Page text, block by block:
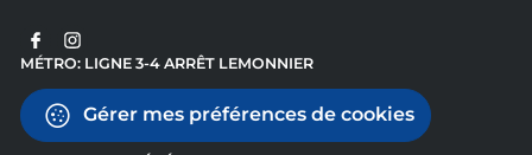
MÉTRO: LIGNE 3-4 ARRÊT LEMONNIER
Gérer mes préférences de cookies